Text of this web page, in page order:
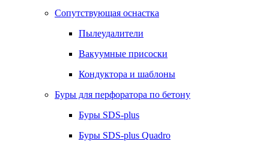
Сопутствующая оснастка
Пылеудалители
Вакуумные присоски
Кондуктора и шаблоны
Буры для перфоратора по бетону
Буры SDS-plus
Буры SDS-plus Quadro